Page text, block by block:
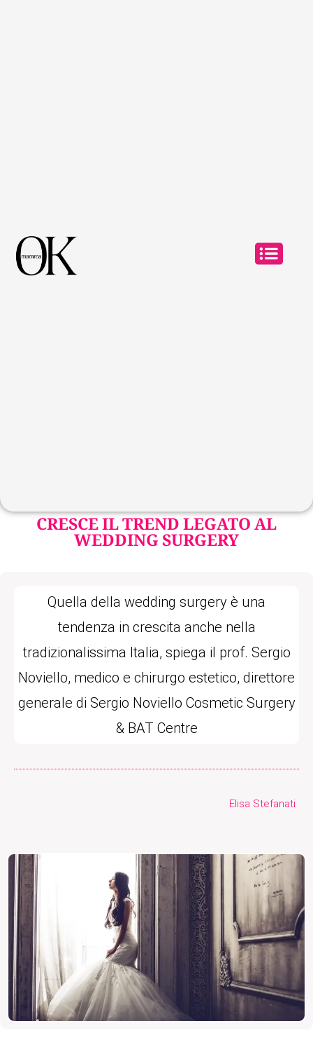
CRESCE IL TREND LEGATO AL
WEDDING SURGERY
Quella della wedding surgery è una
tendenza in crescita anche nella
tradizionalissima Italia, spiega il prof. Sergio
Noviello, medico e chirurgo estetico, direttore
generale di Sergio Noviello Cosmetic Surgery
& BAT Centre
Elisa Stefanati